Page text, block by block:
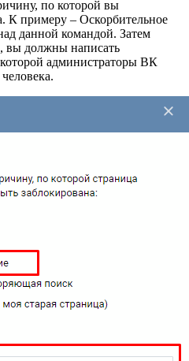
по которой вы
К примеру – Оскорбительное
данной командой. Затем
вы должны написать
администраторы ВК